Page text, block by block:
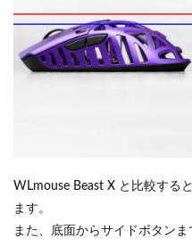
WLmouse Beast X と比較する
ます。
また、底面からサイドボタン